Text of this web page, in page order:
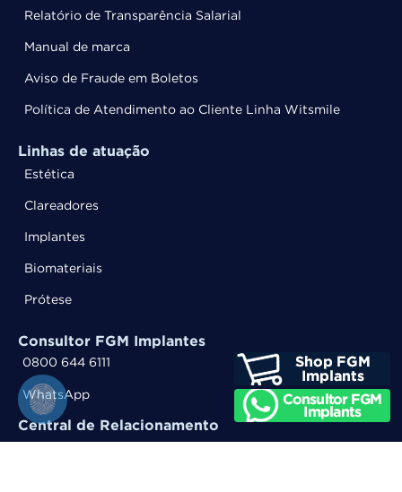
Relatório de Transparência Salarial
Manual de marca
Aviso de Fraude em Boletos
Política de Atendimento ao Cliente Linha Witsmile
Linhas de atuação
Estética
Clareadores
Implantes
Biomateriais
Prótese
Consultor FGM Implantes
0800 644 6111
WhatsApp
Central de Relacionamento